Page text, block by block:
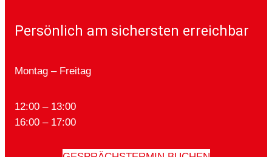
Persönlich am sichersten erreichbar
Montag – Freitag
12:00 – 13:00
16:00 – 17:00